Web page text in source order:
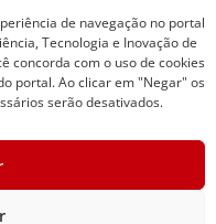
de navegação no portal
Tecnologia e Inovação de
concorda com o uso de cookies
portal. Ao clicar em "Negar" os
serão desativados.